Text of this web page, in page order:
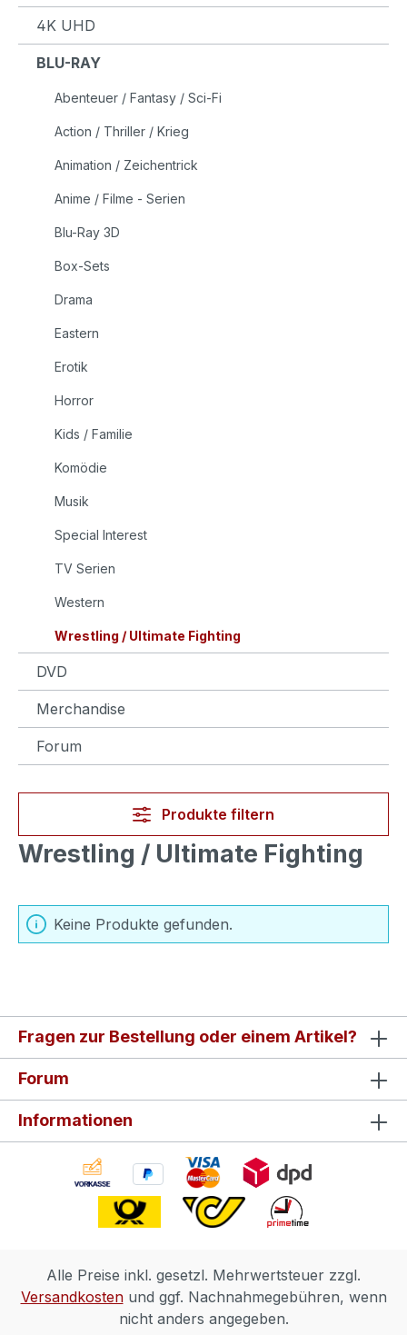
4K UHD
BLU-RAY
Abenteuer / Fantasy / Sci-Fi
Action / Thriller / Krieg
Animation / Zeichentrick
Anime / Filme - Serien
Blu-Ray 3D
Box-Sets
Drama
Eastern
Erotik
Horror
Kids / Familie
Komödie
Musik
Special Interest
TV Serien
Western
Wrestling / Ultimate Fighting
DVD
Merchandise
Forum
Produkte filtern
Wrestling / Ultimate Fighting
Keine Produkte gefunden.
Fragen zur Bestellung oder einem Artikel?
Forum
Informationen
Alle Preise inkl. gesetzl. Mehrwertsteuer zzgl.
Versandkostenund ggf. Nachnahmegebühren, wenn
nicht anders angegeben.